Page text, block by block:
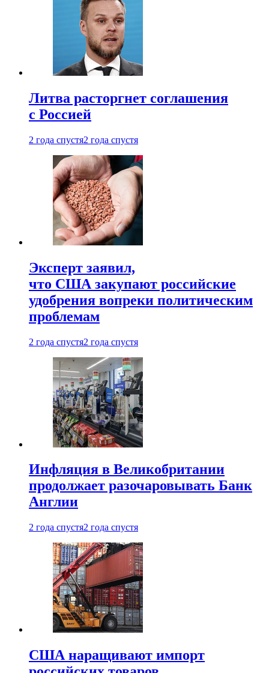
Литва расторгнет соглашения
с Россией
2 года спустя2 года спустя
Эксперт заявил,
что США закупают российские
удобрения вопреки политическим
проблемам
2 года спустя2 года спустя
Инфляция в Великобритании
продолжает разочаровывать Банк
Англии
2 года спустя2 года спустя
США наращивают импорт